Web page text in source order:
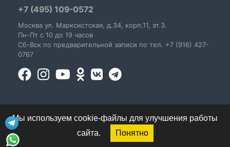
+7 (495) 109-0572
Москва ул. Марксистская, д.34, корп.11, эт.3.
Пн-Пт c 10 до 19 часов
Сб-Вск по предварительной записи по тел. +7 (916) 427-
0767
© 1995-2026 GoldenBlues - информация о правах
Мы используем cookie-файлы для улучшения работы
сайта.
Понятно